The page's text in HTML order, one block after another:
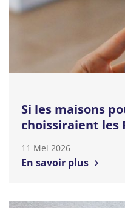
Si les maisons
choissiraient les
11 Mei 2026
En savoir plus